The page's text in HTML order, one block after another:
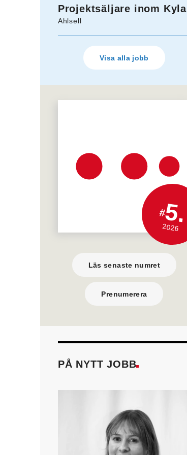
Projektsäljare inom Kyla
Ahlsell
Visa alla jobb
#5.
2026
Läs senaste numret
Prenumerera
PÅ NYTT JOBB